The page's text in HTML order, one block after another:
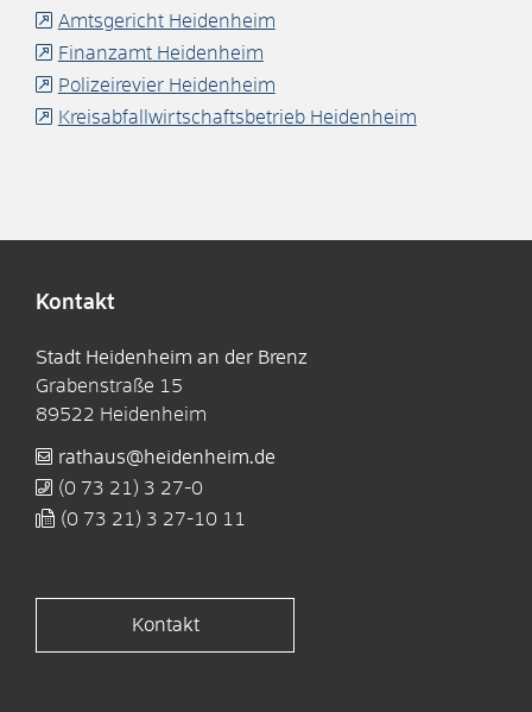
Amtsgericht Heidenheim
Finanzamt Heidenheim
Polizeirevier Heidenheim
Kreisabfallwirtschaftsbetrieb Heidenheim
Kontakt
Stadt Heidenheim an der Brenz
Grabenstraße 15
89522 Heidenheim
rathaus@heidenheim.de
(0 73 21) 3 27-0
(0 73 21) 3 27-10 11
Kontakt